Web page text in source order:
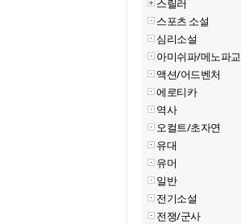
스릴러
스포츠 소설
심리소설
아미쉬파/메노파교
액션/어드벤처
에로티카
역사
오컬트/초자연
유대
유머
일반
전기소설
전쟁/군사